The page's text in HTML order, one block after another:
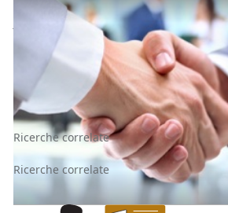
Credito Unitario all'asta a Padova
Galliera Veneta (Padova)
15.735 €
Codice asta:BN5196866
Asta chiusa
Ricerche correlate
Ricerche correlate